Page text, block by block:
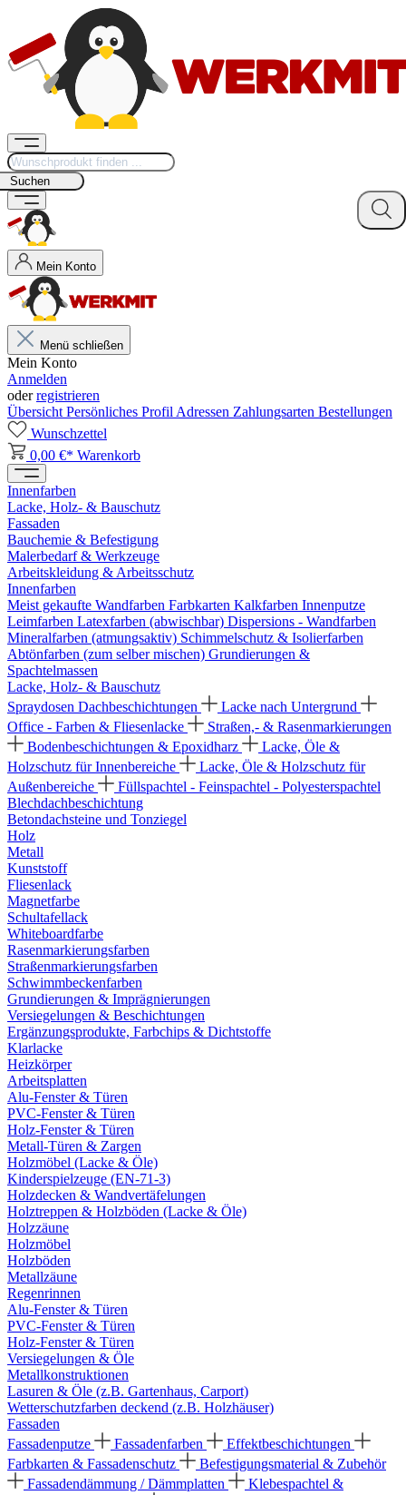
Suchen
Mein Konto
Menü schließen
Mein Konto
Anmelden
oderregistrieren
Übersicht Persönliches Profil Adressen Zahlungsarten Bestellungen
Wunschzettel
0,00 €* Warenkorb
Innenfarben
Lacke, Holz- & Bauschutz
Fassaden
Bauchemie & Befestigung
Malerbedarf & Werkzeuge
Arbeitskleidung & Arbeitsschutz
Innenfarben
Meist gekaufte Wandfarben Farbkarten Kalkfarben Innenputze
Leimfarben Latexfarben (abwischbar) Dispersions - Wandfarben
Mineralfarben (atmungsaktiv) Schimmelschutz & Isolierfarben
Abtönfarben (zum selber mischen) Grundierungen &
Spachtelmassen
Lacke, Holz- & Bauschutz
Spraydosen Dachbeschichtungen
Lacke nach Untergrund
Office - Farben & Fliesenlacke
Straßen,- & Rasenmarkierungen
Bodenbeschichtungen & Epoxidharz
Lacke, Öle &
Holzschutz für Innenbereiche
Lacke, Öle & Holzschutz für
Außenbereiche
Füllspachtel - Feinspachtel - Polyesterspachtel
Blechdachbeschichtung
Betondachsteine und Tonziegel
Holz
Metall
Kunststoff
Fliesenlack
Magnetfarbe
Schultafellack
Whiteboardfarbe
Rasenmarkierungsfarben
Straßenmarkierungsfarben
Schwimmbeckenfarben
Grundierungen & Imprägnierungen
Versiegelungen & Beschichtungen
Ergänzungsprodukte, Farbchips & Dichtstoffe
Klarlacke
Heizkörper
Arbeitsplatten
Alu-Fenster & Türen
PVC-Fenster & Türen
Holz-Fenster & Türen
Metall-Türen & Zargen
Holzmöbel (Lacke & Öle)
Kinderspielzeuge (EN-71-3)
Holzdecken & Wandvertäfelungen
Holztreppen & Holzböden (Lacke & Öle)
Holzzäune
Holzmöbel
Holzböden
Metallzäune
Regenrinnen
Alu-Fenster & Türen
PVC-Fenster & Türen
Holz-Fenster & Türen
Versiegelungen & Öle
Metallkonstruktionen
Lasuren & Öle (z.B. Gartenhaus, Carport)
Wetterschutzfarben deckend (z.B. Holzhäuser)
Fassaden
Fassadenputze
Fassadenfarben
Effektbeschichtungen
Farbkarten & Fassadenschutz
Befestigungsmaterial & Zubehör
Fassadendämmung / Dämmplatten
Klebespachtel &